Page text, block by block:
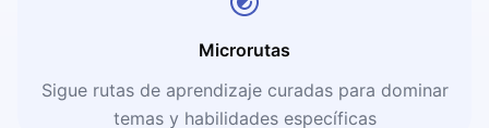
Microrutas
Sigue rutas de aprendizaje curadas para dominar
temas y habilidades específicas